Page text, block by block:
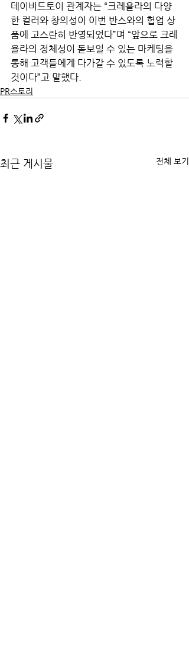
데이비드토이 관계자는 “크레욜라의 다양
한 컬러와 창의성이 이번 반스와의 헙업 상
품에 고스란히 반영되었다”며 “앞으로 크레
욜라의 정체성이 돋보일 수 있는 마케팅을
통해 고객들에게 다가갈 수 있도록 노력할
것이다”고 말했다.
PR스토리
최근 게시물 전체 보기